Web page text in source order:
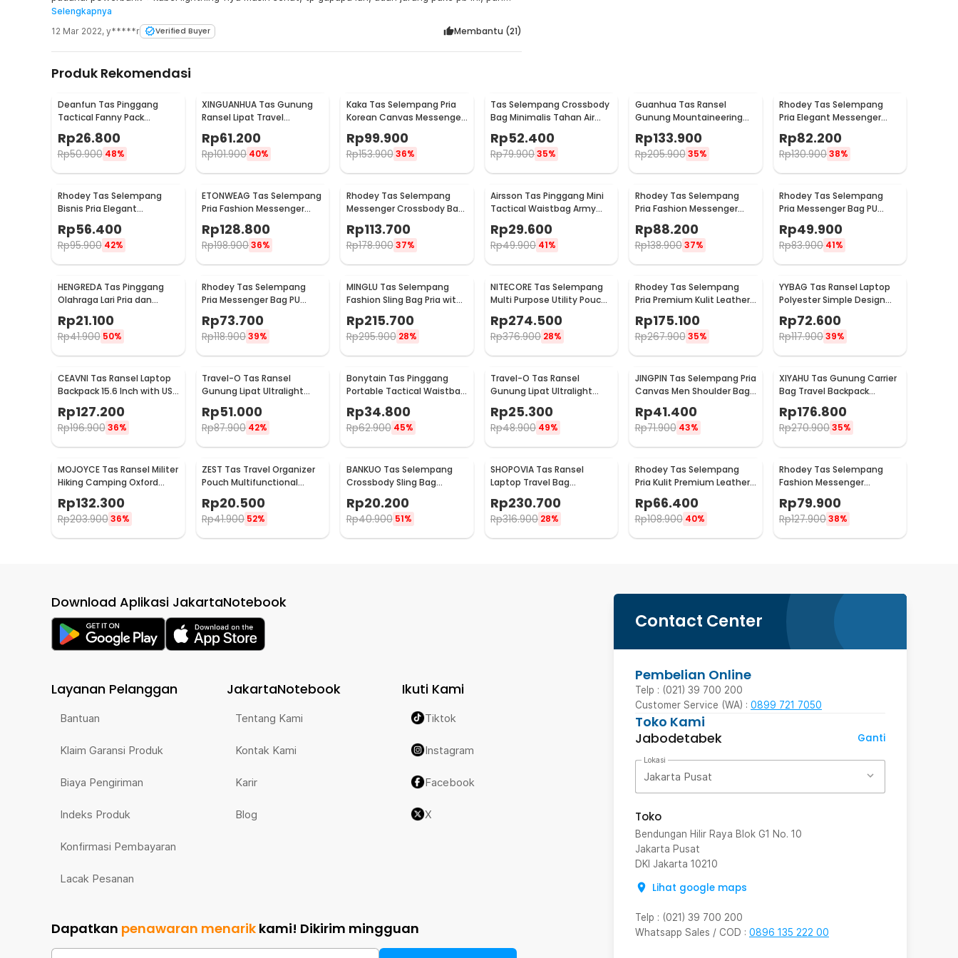
kalo kudu pake masih enak jg posisi buat masukin hape sm jalur kabelnya. Bahannya kaya kulit sintetis
yg rubbery gitu, gatau nama bahannya apaan wkwk. Selempangnya empuk dan breatable. Plus
sekaligus minusnya: selempangnya bisa dipindah ke kanan/kiri, tp gak bisa diputer dr depan langsung
Selengkapnya
12 Mar 2022, y*****r Verified Buyer Membantu (21)
Produk Rekomendasi
Deanfun Tas Pinggang
Tactical Fanny Pack
Outdoor Gear 12x5x17.5cm
- ZSXD001
Rp26.800
Rp50.900 48%
XINGUANHUA Tas Gunung
Ransel Lipat Travel
Backpack Waterproof 17L -
GC17
Rp61.200
Rp101.900 40%
Kaka Tas Selempang Pria
Korean Canvas Messenger
Rp99.900
Rp153.900 36%
Tas Selempang Crossbody
Bag Minimalis Tahan Air
Rp52.400
Rp79.90035%
Guanhua Tas Ransel
Gunung Mountaineering
Backpack Outdoor 35 L -
GC35
Rp133.900
Rp205.900 35%
Rhodey Tas Selempang
Pria Elegant Messenger
Crossbody Sling Bag - 6330
Rp82.200
Rp130.90038%
Rhodey Tas Selempang
Bisnis Pria Elegant
Messenger Bag PU Leather
- 9906
Rp56.400
Rp95.900 42%
ETONWEAG Tas Selempang
Pria Fashion Messenger
Bag PU Leather - 9918
Rp128.800
Rp198.90036%
Rhodey Tas Selempang
Messenger Crossbody Bag
Pria - 8001
Rp113.700
Rp178.900 37%
Airsson Tas Pinggang Mini
Tactical Waistbag Army
Look - JSH1525
Rp29.600
Rp49.900 41%
Rhodey Tas Selempang
Pria Fashion Messenger
Bag PU Leather - 18067
Rp88.200
Rp138.900 37%
Rhodey Tas Selempang
Pria Messenger Bag PU
Rp49.900
Rp83.900 41%
HENGREDA Tas Pinggang
Olahraga Lari Pria dan
- TM572
Rp21.100
Rp41.900 50%
Rhodey Tas Selempang
Pria Messenger Bag PU
Leather dengan Dompet -
9066
Rp73.700
Rp118.90039%
MINGLU Tas Selempang
Fashion Sling Bag Pria with
Rp215.700
Rp295.900 28%
NITECORE Tas Selempang
Multi Purpose Utility Pouch
Rp274.500
Rp376.900 28%
Rhodey Tas Selempang
Pria Premium Kulit Leather
Rp175.100
Rp267.900 35%
YYBAG Tas Ransel Laptop
Polyester Simple Design
with USB Charging Port -
KC15
Rp72.600
Rp117.90039%
CEAVNI Tas Ransel Laptop
Backpack 15.6 Inch with USB
Rp127.200
Rp196.900 36%
Travel-O Tas Ransel
Gunung Lipat Ultralight
LC19
Rp51.000
Rp87.900 42%
Bonytain Tas Pinggang
Portable Tactical Waistbag
Army Look - B1526
Rp34.800
Rp62.900 45%
Travel-O Tas Ransel
Gunung Lipat Ultralight
Backpack Waterproof -
LC21
Rp25.300
Rp48.900 49%
JINGPIN Tas Selempang Pria
Canvas Men Shoulder Bag
Rp41.400
Rp71.900 43%
XIYAHU Tas Gunung Carrier
Bag Travel Backpack
Waterproof 90L - GC90
Rp176.800
Rp270.90035%
MOJOYCE Tas Ransel Militer
Hiking Camping Oxford
Waterproof 80L - GC62
Rp132.300
Rp203.900 36%
ZEST Tas Travel Organizer
Pouch Multifunctional
BM012N1019
Rp20.500
Rp41.900 52%
BANKUO Tas Selempang
Crossbody Sling Bag
- BK22
Rp20.200
Rp40.900 51%
SHOPOVIA Tas Ransel
Laptop Travel Bag
Waterproof with USB Port
35L - KC14
Rp230.700
Rp316.900 28%
Rhodey Tas Selempang
Pria Kulit Premium Leather
Bag - 1106-2W
Rp66.400
Rp108.900 40%
Rhodey Tas Selempang
Fashion Messenger
- 1047
Rp79.900
Rp127.90038%
Contact Center
Pembelian Online
Telp : (021) 39 700 200
Customer Service (WA) : 0899 721 7050
Toko Kami
Jabodetabek
Ganti
Lokasi
Jakarta Pusat
Toko
Bendungan Hilir Raya Blok G1 No. 10
Jakarta Pusat
DKI Jakarta 10210
Lihat google maps
Telp : (021) 39 700 200
Whatsapp Sales / COD : 0896 135 222 00
Download Aplikasi JakartaNotebook
Layanan Pelanggan
Bantuan
Klaim Garansi Produk
Biaya Pengiriman
Indeks Produk
Konfirmasi Pembayaran
Lacak Pesanan
JakartaNotebook
Tentang Kami
Kontak Kami
Karir
Blog
Ikuti Kami
Tiktok
Instagram
Facebook
X
Dapatkan penawaran menarik kami! Dikirim mingguan